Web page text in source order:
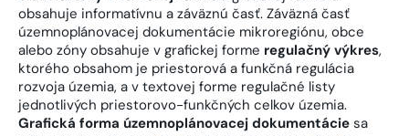
obsahuje informatívnu a záväznú časť. Záväzná časť
územnoplánovacej dokumentácie mikroregiónu, obce
alebo zóny obsahuje v grafickej forme regulačný výkres,
ktorého obsahom je priestorová a funkčná regulácia
rozvoja územia, a v textovej forme regulačné listy
jednotlivých priestorovo-funkčných celkov územia.
Grafická forma územnoplánovacej dokumentácie sa